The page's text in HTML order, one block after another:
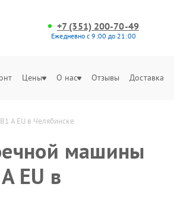
+7 (351) 200-70-49
Ежедневно с 9:00 до 21:00
Цены О нас Отзывы Доставка
A EU в Челябинске
машины
EU в